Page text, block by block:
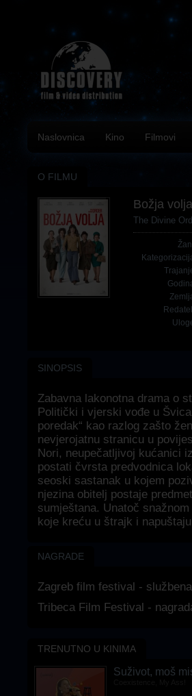
Naslovnica Kino Filmovi
O FILMU
Božja volja
The Divine
SINOPSIS
Zabavna lakonotna drama o
Politički i vjerski vođe u
poredak“ kao razlog zašto
nevjerojatnu stranicu u
Nori, neupečatljivoj kućanici
postati čvrsta predvodnica
seoski sastanak u kojem
njezina obitelj postaje
sumještana. Unatoč
koje kreću u štrajk i
NAGRADE
Zagreb film festival -
Tribeca Film Festival -
TRENUTNO U KINIMA
Suživot, moš